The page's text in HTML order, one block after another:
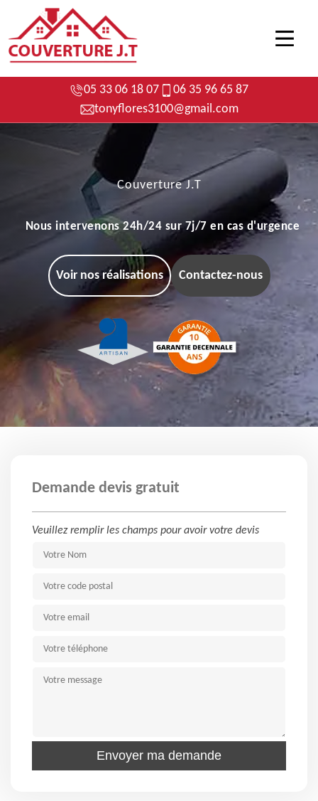
05 33 06 18 07
06 35 96 65 87
tonyflores3100@gmail.com
Couverture J.T
Nous intervenons 24h/24 sur 7j/7 en cas d'urgence
Voir nos réalisations Contactez-nous
Demande devis gratuit
Veuillez remplir les champs pour avoir votre devis